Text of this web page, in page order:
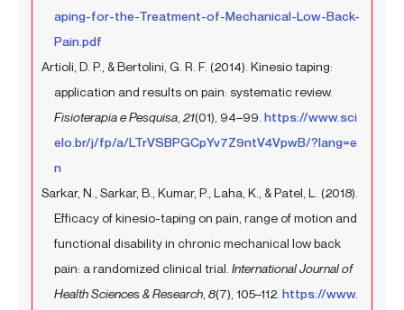
aping-for-the-Treatment-of-Mechanical-Low-Back-
Pain.pdf
Artioli, D. P., & Bertolini, G. R. F. (2014). Kinesio taping:
application and results on pain: systematic review.
Fisioterapia e Pesquisa 21(01), 94–99. https://www.sci
elo.br/j/fp/a/LTrVSBPGCpYv7Z9ntV4VpwB/?lang=e
n
Sarkar, N., Sarkar, B., Kumar, P., Laha, K., & Patel, L. (2018).
Efficacy of kinesio-taping on pain, range of motion and
functional disability in chronic mechanical low back
pain: a randomized clinical trial. International Journal of
Health Sciences & Research 8(7), 105–112. https://www.